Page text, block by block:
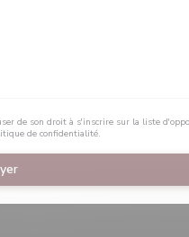
de son droit à s'inscrire sur la liste
de confidentialité.